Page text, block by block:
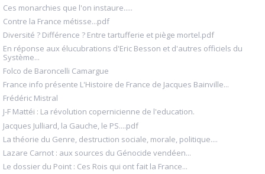
Ces monarchies que l'on instaure.....
Contre la France métisse...pdf
Diversité ? Différence ? Entre tartufferie et piège mortel.pdf
En réponse aux élucubrations d'Eric Besson et d'autres officiels du
Système...
Folco de Baroncelli Camargue
France info présente L'Histoire de France de Jacques Bainville...
Frédéric Mistral
J-F Mattéi : La révolution copernicienne de l'education.
Jacques Julliard, la Gauche, le PS....pdf
La théorie du Genre, destruction sociale, morale, politique....
Lazare Carnot : aux sources du Génocide vendéen...
Le dossier du Point : Ces Rois qui ont fait la France...